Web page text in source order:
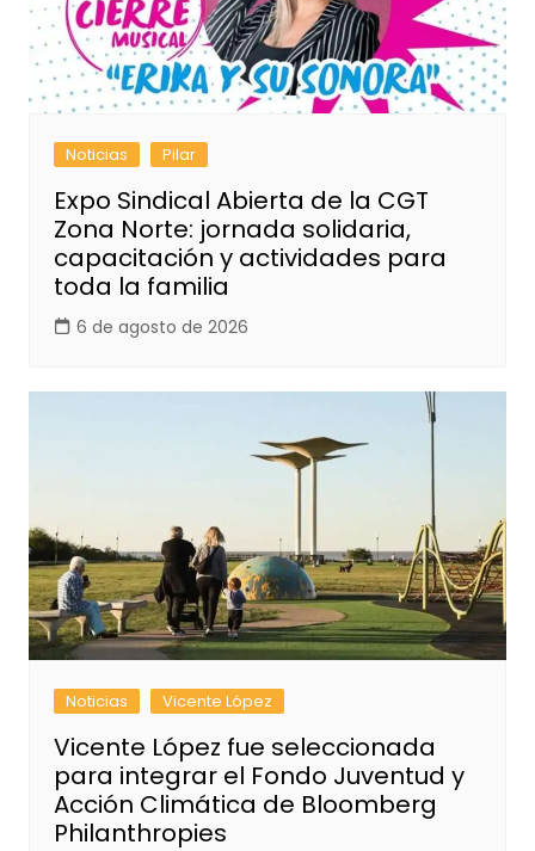
Noticias Pilar
Expo Sindical Abierta de la CGT
Zona Norte: jornada solidaria,
capacitación y actividades para
toda la familia
6 de agosto de 2026
Noticias Vicente López
Vicente López fue seleccionada
para integrar el Fondo Juventud y
Acción Climática de Bloomberg
Philanthropies